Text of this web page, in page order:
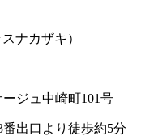
ナカザキ）
ージュ中崎町101号
番出口より徒歩約5分